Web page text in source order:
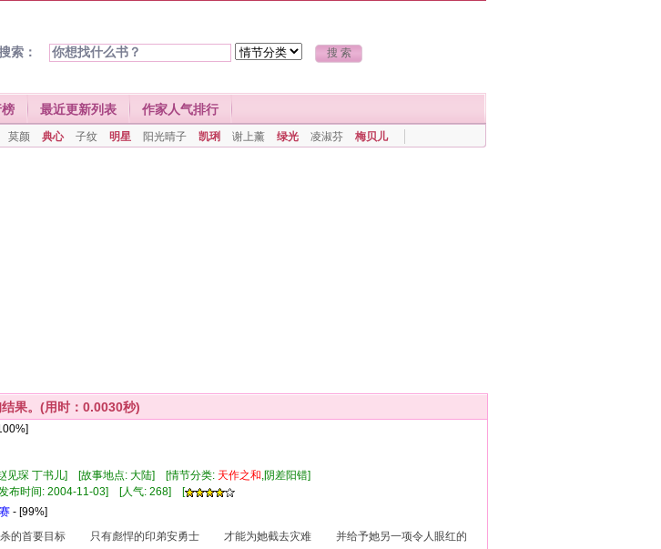
索：
榜 最近更新列表 作家人气排行
莫颜 典心 子纹 明星 阳光晴子 凯琍 谢上薰 绿光 凌淑芬 梅贝儿
果。(用时：0.0030秒)
见琛 丁书儿] [故事地点: 大陆] [情节分类: 天作之和,阴差阳错]
布时间: 2004-11-03] [人气: 268] [
- [99%]
首要目标 只有彪悍的印弟安勇士 才能为她截去灾难 并给予她另一项令人眼红的